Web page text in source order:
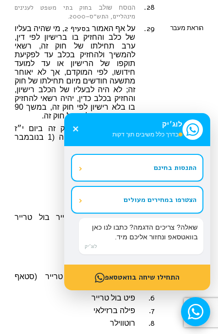
28. הנוסח שולב בחוק בתי משפט לענינים
מינהליים, התש״ס–2000
.
29. הוראת מעבר על אף האמור בסעיף 2
, מי שהיה בעליו
של כלב והחזיק בו ברישיון לפי דין,
ערב תחילתו של חוק זה, רשאי
להמשיך ולהחזיק בכלב עד לפקיעת
תוקפו של הרישיון או עד למועד
חידושו, לפי המוקדם, אך לא יאוחר
מתשעה חודשים מיום תחילתו של חוק
זה; לא היה לבעליו של הכלב רישיון,
והחזיק בכלב כדין, יהיה רשאי להחזיק
בו בלא רישיון לפי חוק זה, במשך 90
ימים מיום תחילתו של חוק זה.
תחילה [תיקון:
תשס״ד]
תחילתו של חוק זה ביום י״ז
בחשוון התשס״ה (1 בנובמבר
2004).
(ב)
(בוטל).
תוספת
(סעיף 1
, להגדרה ”גזע
1
אמריקאן סטאפורדשייר בול טרייר
(אמסטאף)
2
. בול טרייר
4
. טוסה יפני
5
.
סטאפורדשייר בול טרייר (סטאף
6
. פיט בול טרייר
7
. פילה ברזילאי
8
. רוטווילר
לוג׳יק
בדרך כלל משיבים תוך דקות ×
התנסות בחינם ‹
הצטרפו במחירים מעולים ‹
שאלה? צריכים הדגמה? כתבו לנו כאן
בוואטסאפ ונחזור אליכם מיד.
לוג׳יק
התחילו שיחה בוואטסאפ